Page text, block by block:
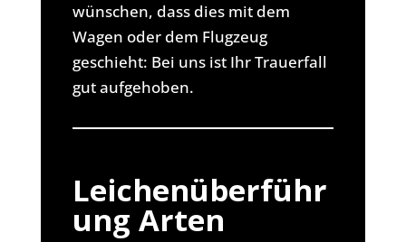
wünschen, dass dies mit dem
Wagen oder dem Flugzeug
geschieht: Bei uns ist Ihr Trauerfall
gut aufgehoben.
Leichenüberführ
ung Arten